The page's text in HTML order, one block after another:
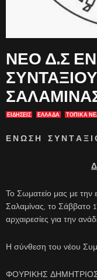
ΝΕΟ Δ.Σ
ΕΙΔΗΣΕΙΣ ΕΛΛΑΔΑ ΤΟΠΙΚΑ
Ε Ν Ω Σ Η Σ Υ Ν Τ Α Ξ Ι
Το Σωματείο μας με
Σαλαμίνας, το Σάββατο
αρχαιρεσίες για την
Η σύνθεση του νέου
ΦΟΥΡΙΚΗΣ